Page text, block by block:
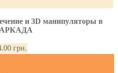
и 3D манипуляторы в
АРКАДА
грн.